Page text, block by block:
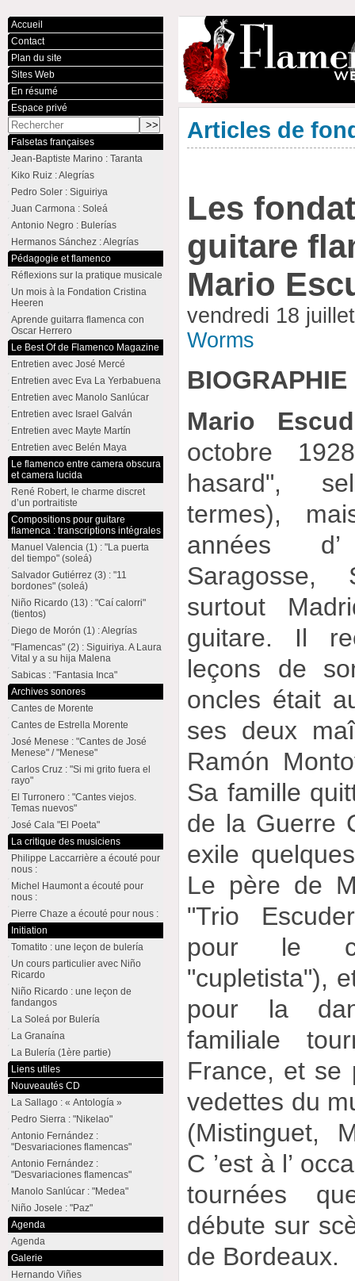
Articles de
Les
guitare
Mario
vendredi 18
Worms
BIOGRAPHIE
Mario
octobre
hasard",
termes),
années
Saragosse,
surtout
guitare. Il
leçons de
oncles était
ses deux
Ramón
Sa famille
de la Guerre
exile
Le père de
"Trio
pour le
"cupletista"),
pour la
familiale
France, et se
vedettes du
(Mistinguet,
C ’est à l’
tournées
débute sur
de Bordeaux.
Accueil
Contact
Plan du site
Sites Web
En résumé
Espace privé
Falsetas françaises
Jean-Baptiste Marino : Taranta
Kiko Ruiz : Alegrías
Pedro Soler : Siguiriya
Juan Carmona : Soleá
Antonio Negro : Bulerías
Hermanos Sánchez : Alegrías
Pédagogie et flamenco
Réflexions sur la pratique musicale
Un mois à la Fondation Cristina
Heeren
Aprende guitarra flamenca con
Oscar Herrero
Le Best Of de Flamenco Magazine
Entretien avec José Mercé
Entretien avec Eva La Yerbabuena
Entretien avec Manolo Sanlúcar
Entretien avec Israel Galván
Entretien avec Mayte Martín
Entretien avec Belén Maya
Le flamenco entre camera obscura
et camera lucida
René Robert, le charme discret
d’un portraitiste
Compositions pour guitare
flamenca : transcriptions intégrales
Manuel Valencia (1) : "La puerta
del tiempo" (soleá)
Salvador Gutiérrez (3) : "11
bordones" (soleá)
Niño Ricardo (13) : "Caí calorri"
(tientos)
Diego de Morón (1) : Alegrías
"Flamencas" (2) : Siguiriya. A Laura
Vital y a su hija Malena
Sabicas : "Fantasia Inca"
Archives sonores
Cantes de Morente
Cantes de Estrella Morente
José Menese : "Cantes de José
Menese" / "Menese"
Carlos Cruz : "Si mi grito fuera el
rayo"
El Turronero : "Cantes viejos.
Temas nuevos"
José Cala "El Poeta"
La critique des musiciens
Philippe Laccarrière a écouté pour
nous :
Michel Haumont a écouté pour
nous :
Pierre Chaze a écouté pour nous :
Initiation
Tomatito : une leçon de bulería
Un cours particulier avec Niño
Ricardo
Niño Ricardo : une leçon de
fandangos
La Soleá por Bulería
La Granaína
La Bulería (1ère partie)
Liens utiles
Nouveautés CD
La Sallago : « Antología »
Pedro Sierra : "Nikelao"
Antonio Fernández :
"Desvariaciones flamencas"
Antonio Fernández :
"Desvariaciones flamencas"
Manolo Sanlúcar : "Medea"
Niño Josele : "Paz"
Agenda
Agenda
Galerie
Hernando Viñes